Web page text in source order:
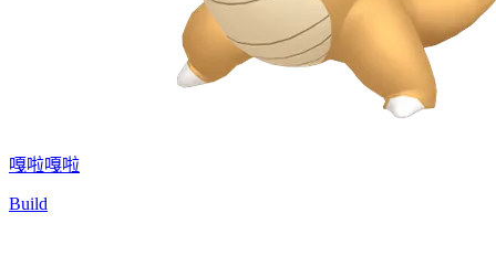
嘎啦嘎啦
Build